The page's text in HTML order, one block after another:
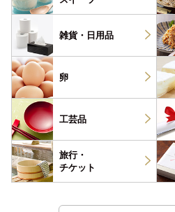
雑貨・ 日用品
卵
工芸品
旅行・
チケット